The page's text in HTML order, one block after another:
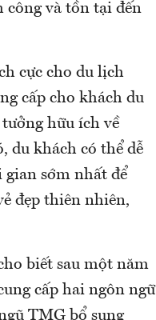
công và tồn tại đến
cực cho du lịch
cấp cho khách du
hữu ích về
du khách có thể dễ
sớm nhất để
đẹp thiên nhiên,
biết sau một năm
cấp hai ngôn ngữ
TMG bổ sung